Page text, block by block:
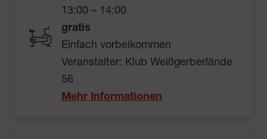
13:00 – 14:00
gratis
Einfach vorbeikommen
Veranstalter: Klub Weißgerberlände
56
Mehr Informationen